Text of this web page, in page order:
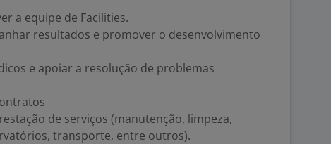
a equipe de Facilities.
resultados e promover o desenvolvimento
e apoiar a resolução de problemas
de serviços (manutenção, limpeza,
transporte, entre outros).